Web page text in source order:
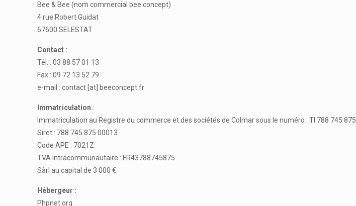
Bee & Bee (nom commercial bee concept)
4 rue Robert Guidat
67600 SELESTAT
Contact :
Tél. : 03 88 57 01 13
Fax : 09 72 13 52 79
e-mail : contact [at] beeconcept.fr
Immatriculation :
Immatriculation au Registre du commerce et des sociétés de Colmar sous le numéro : TI 788 745 875
Siret : 788 745 875 00013
Code APE : 7021Z
TVA intracommunautaire : FR43788745875
Sàrl au capital de 3 000 €
Hébergeur :
Phpnet.org